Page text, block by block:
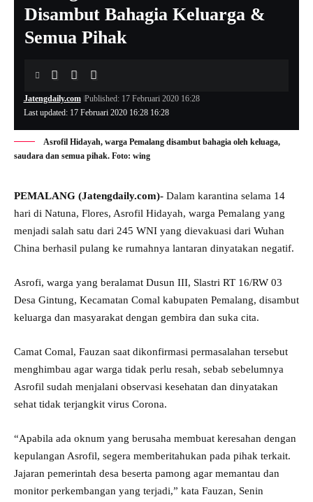
Disambut Bahagia Keluarga &
Semua Pihak
Last updated: 17 Februari 2020 16:28 16:28
Jatengdaily.com Published: 17 Februari 2020 16:28
Asrofil Hidayah, warga Pemalang disambut bahagia oleh keluaga,
saudara dan semua pihak. Foto: wing
PEMALANG (Jatengdaily.com)- Dalam karantina selama 14
hari di Natuna, Flores, Asrofil Hidayah, warga Pemalang yang
menjadi salah satu dari 245 WNI yang dievakuasi dari Wuhan
China berhasil pulang ke rumahnya lantaran dinyatakan negatif.
Asrofi, warga yang beralamat Dusun III, Slastri RT 16/RW 03
Desa Gintung, Kecamatan Comal kabupaten Pemalang, disambut
keluarga dan masyarakat dengan gembira dan suka cita.
Camat Comal, Fauzan saat dikonfirmasi permasalahan tersebut
menghimbau agar warga tidak perlu resah, sebab sebelumnya
Asrofil sudah menjalani observasi kesehatan dan dinyatakan
sehat tidak terjangkit virus Corona.
“Apabila ada oknum yang berusaha membuat keresahan dengan
kepulangan Asrofil, segera memberitahukan pada pihak terkait.
Jajaran pemerintah desa beserta pamong agar memantau dan
monitor perkembangan yang terjadi,” kata Fauzan, Senin